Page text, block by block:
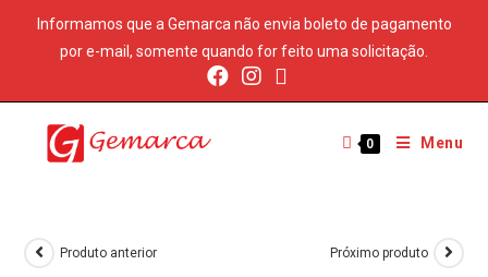
Informamos que a Gemarca não envia boleto de pagamento
por e-mail, somente quando for feito uma solicitação.
0 Menu
Produto anterior Próximo produto